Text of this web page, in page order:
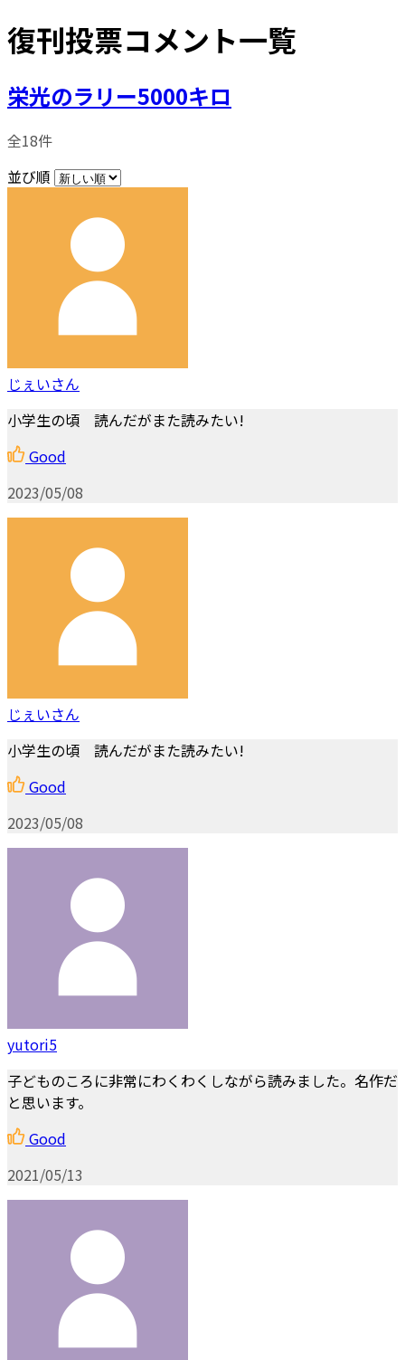
復刊投票コメント一覧
栄光のラリー5000キロ
全18件
並び順
じぇいさん
小学生の頃 読んだがまた読みたい!
Good
2023/05/08
じぇいさん
小学生の頃 読んだがまた読みたい!
Good
2023/05/08
yutori5
子どものころに非常にわくわくしながら読みました。名作だ
と思います。
Good
2021/05/13